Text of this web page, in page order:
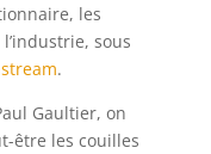
les
sous
.
Gaultier, on
être les couilles